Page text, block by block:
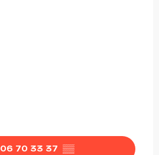
06 70 33 37 ▒▒